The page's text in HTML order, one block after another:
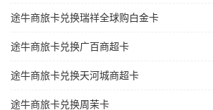
途牛商旅卡兑换瑞祥全球购白金卡
途牛商旅卡兑换广百商超卡
途牛商旅卡兑换天河城商超卡
途牛商旅卡兑换周茉卡